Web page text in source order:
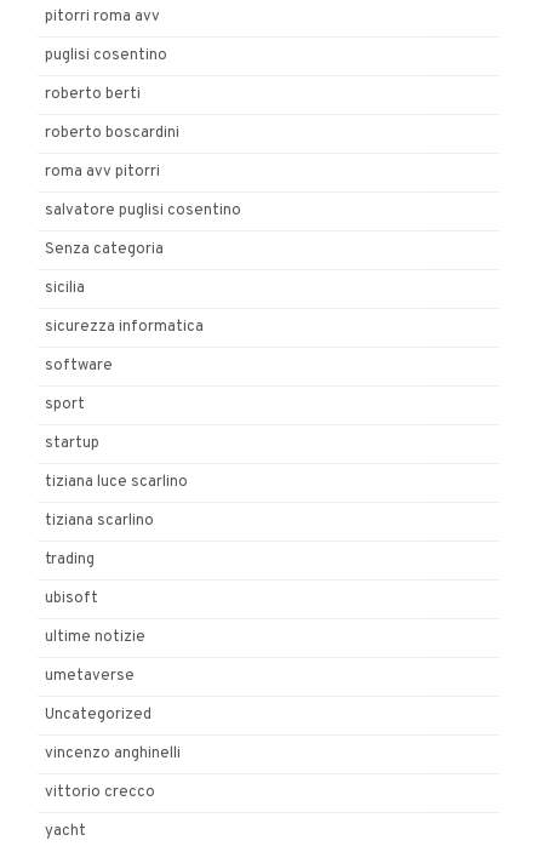
pitorri roma avv
puglisi cosentino
roberto berti
roberto boscardini
roma avv pitorri
salvatore puglisi cosentino
Senza categoria
sicilia
sicurezza informatica
software
sport
startup
tiziana luce scarlino
tiziana scarlino
trading
ubisoft
ultime notizie
umetaverse
Uncategorized
vincenzo anghinelli
vittorio crecco
yacht